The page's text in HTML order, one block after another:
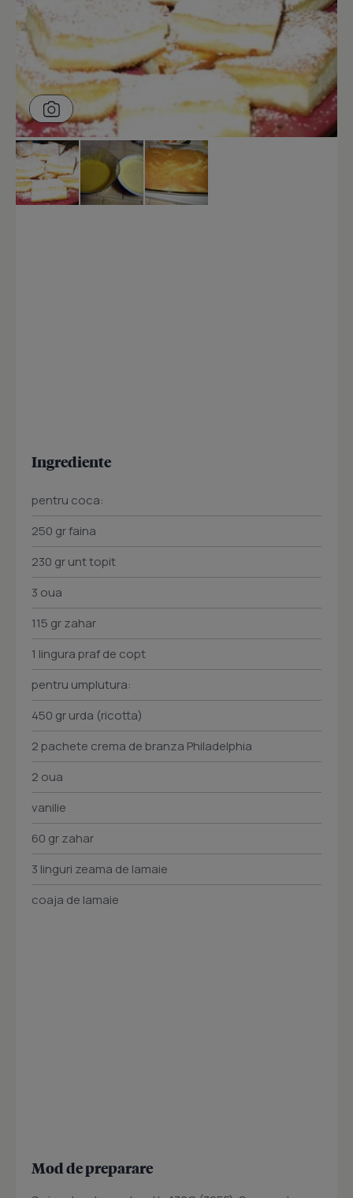
Ingrediente
pentru coca:
250 gr faina
230 gr unt topit
3 oua
115 gr zahar
1 lingura praf de copt
pentru umplutura:
450 gr urda (ricotta)
2 pachete crema de branza Philadelphia
2 oua
vanilie
60 gr zahar
3 linguri zeama de lamaie
coaja de lamaie
Mod de preparare